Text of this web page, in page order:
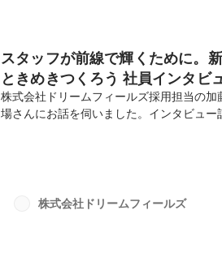
スタッフが前線で輝くために。
ときめきつくろう 社員インタビ
株式会社ドリームフィールズ採用担当の
場さんにお話を伺いました。インタビュー
リー事業本部 事業推進部 店舗統括課 課長
ランドの運営に携わり、2022年６月より
株式会社ドリームフィールズ